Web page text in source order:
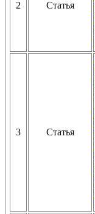
2 Статья
3 Статья